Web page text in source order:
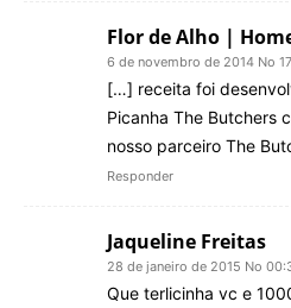
Flor de Alho |
6 de novembro de 2014 No
[…] receita foi
Picanha The Butchers
nosso parceiro The
Responder
Jaqueline Freitas
28 de janeiro de 2015 No
Que terlicinha vc e